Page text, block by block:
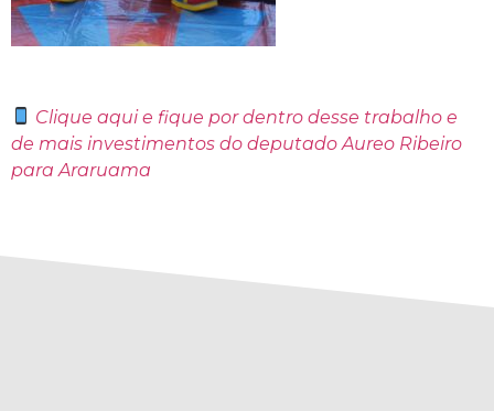
Clique aquie fique por dentro desse trabalho e
de mais investimentos do deputado Aureo Ribeiro
para Araruama